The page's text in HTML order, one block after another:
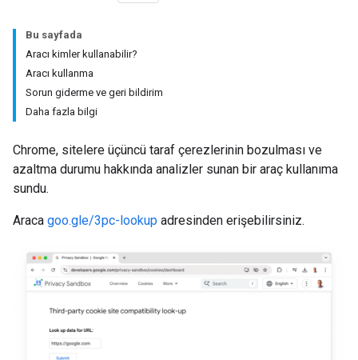
Bu sayfada
Aracı kimler kullanabilir?
Aracı kullanma
Sorun giderme ve geri bildirim
Daha fazla bilgi
Chrome, sitelere üçüncü taraf çerezlerinin bozulması ve
azaltma durumu hakkında analizler sunan bir araç kullanıma
sundu.
Araca goo.gle/3pc-lookup adresinden erişebilirsiniz.